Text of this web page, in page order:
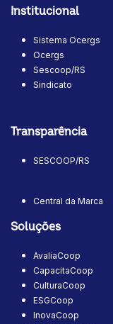
Institucional
Sistema Ocergs
Ocergs
Sescoop/RS
Sindicato
Transparência
SESCOOP/RS
Central da Marca
Soluções
AvaliaCoop
CapacitaCoop
CulturaCoop
ESGCoop
InovaCoop